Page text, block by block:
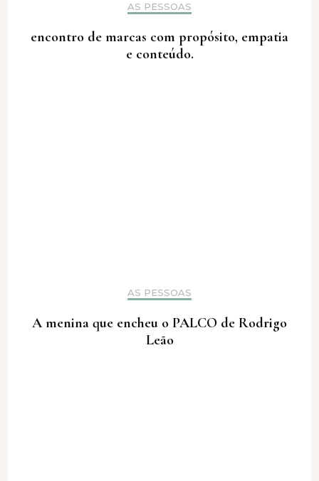
AS PESSOAS
encontro de marcas com propósito, empatia
e conteúdo.
AS PESSOAS
A menina que encheu o PALCO de Rodrigo
Leão